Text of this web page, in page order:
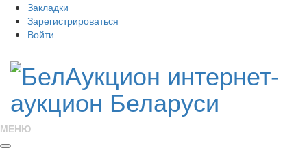
Закладки
Зарегистрироваться
Войти
МЕНЮ